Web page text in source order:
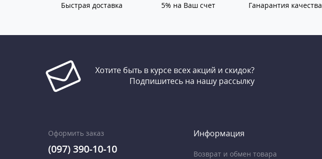
Быстрая доставка 5% на Ваш счет Ганарантия качества
Хотите быть в курсе всех акций и скидок?
Подпишитесь на нашу рассылку
Оформить заказ
(097) 390-10-10
Информация
Возврат и обмен товара